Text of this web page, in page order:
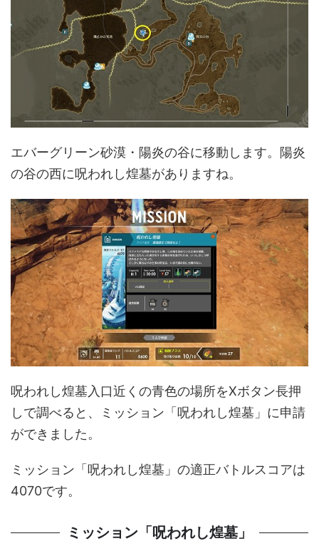
エバーグリーン砂漠・陽炎の谷に移動します。陽炎
の谷の西に呪われし煌墓がありますね。
呪われし煌墓入口近くの青色の場所をXボタン長押
しで調べると、ミッション「呪われし煌墓」に申請
ができました。
ミッション「呪われし煌墓」の適正バトルスコアは
4070です。
ミッション「呪われし煌墓」